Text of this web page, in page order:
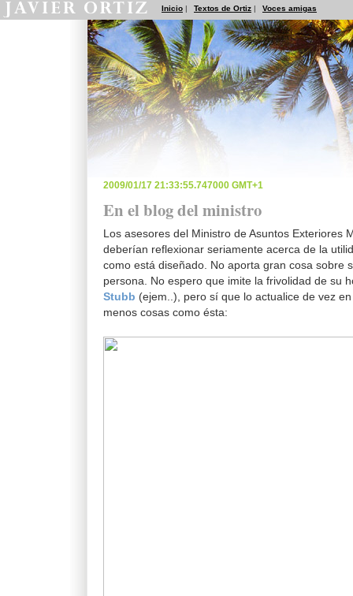
Inicio | Textos de Ortiz | Voces amigas
2009/01/17 21:33:55.747000 GMT+1
En el blog del ministro
Los asesores del Ministro de Asuntos Exteriores
deberían reflexionar seriamente acerca de la
como está diseñado. No aporta gran cosa sobre
persona. No espero que imite la frivolidad de su
Stubb (ejem..), pero sí que lo actualice de vez
menos cosas como ésta: